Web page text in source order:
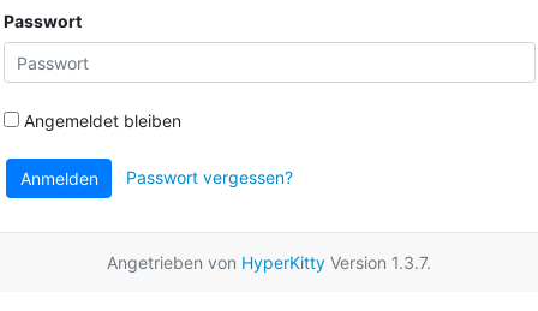
Passwort
Angemeldet bleiben
Anmelden Passwort vergessen?
Angetrieben von HyperKitty Version 1.3.7.